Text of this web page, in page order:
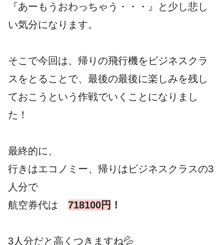
『あーもうおわっちゃう・・・』と少し悲し
い気分になります。
そこで今回は、帰りの飛行機をビジネスクラ
スをとることで、最後の最後に楽しみを残し
ておこうという作戦でいくことになりまし
た！
最終的に、
行きはエコノミー、帰りはビジネスクラスの3
人分で
航空券代は 718100円 ！
3人分だと高くつきますね💦